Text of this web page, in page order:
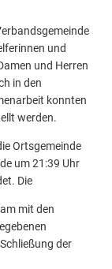
und
und Herren
in den
konnten
werden.
Ortsgemeinde
um 21:39 Uhr
Die
mit den
der